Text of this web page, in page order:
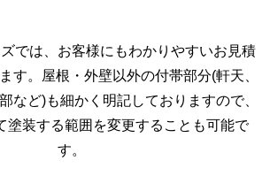
では、お客様にもわかりやすいお見積
す。屋根・外壁以外の付帯部分(軒天、
など)も細かく明記しておりますので、
塗装する範囲を変更することも可能で
す。